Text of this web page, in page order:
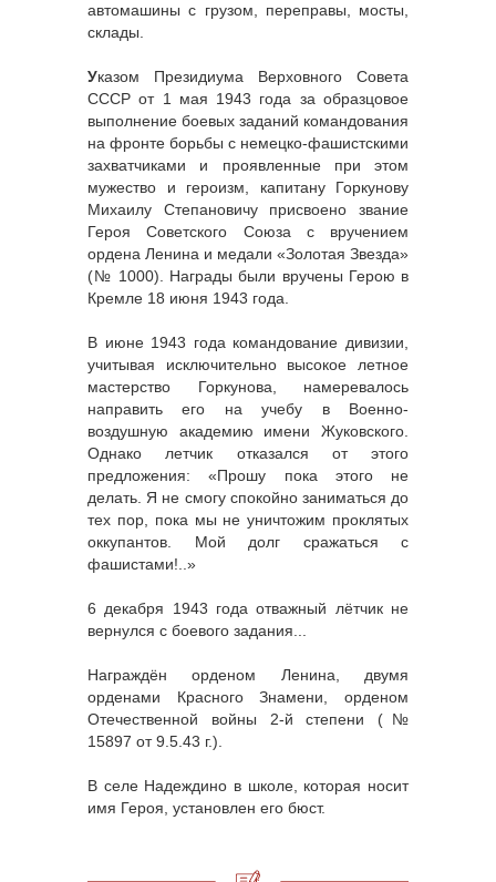
автомашины с грузом, переправы, мосты,
склады.
Указом Президиума Верховного Совета
СССР от 1 мая 1943 года за образцовое
выполнение боевых заданий командования
на фронте борьбы с немецко-фашистскими
захватчиками и проявленные при этом
мужество и героизм, капитану Горкунову
Михаилу Степановичу присвоено звание
Героя Советского Союза с вручением
ордена Ленина и медали «Золотая Звезда»
(№ 1000). Награды были вручены Герою в
Кремле 18 июня 1943 года.
В июне 1943 года командование дивизии,
учитывая исключительно высокое летное
мастерство Горкунова, намеревалось
направить его на учебу в Военно-
воздушную академию имени Жуковского.
Однако летчик отказался от этого
предложения: «Прошу пока этого не
делать. Я не смогу спокойно заниматься до
тех пор, пока мы не уничтожим проклятых
оккупантов. Мой долг сражаться с
фашистами!..»
6 декабря 1943 года отважный лётчик не
вернулся с боевого задания...
Награждён орденом Ленина, двумя
орденами Красного Знамени, орденом
Отечественной войны 2-й степени (№
15897 от 9.5.43 г.).
В селе Надеждино в школе, которая носит
имя Героя, установлен его бюст.